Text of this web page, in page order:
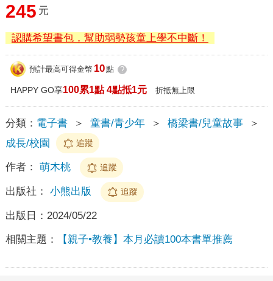
245 元
認購希望書包，幫助弱勢孩童上學不中斷！
預計最高可得金幣 10點 ?
HAPPY GO享100累1點 4點抵1元 折抵無上限
分類： 電子書 ＞ 童書/青少年 ＞ 橋梁書/兒童故事
＞
成長/校園
追蹤
作者： 萌木桃 追蹤
出版社： 小熊出版 追蹤
出版日： 2024/05/22
相關主題： 【親子•教養】本月必讀100本書單推薦